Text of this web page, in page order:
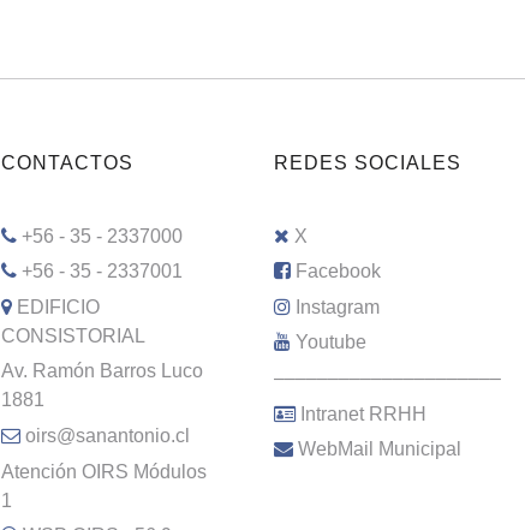
CONTACTOS
+56 - 35 - 2337000
+56 - 35 - 2337001
EDIFICIO
CONSISTORIAL
Av. Ramón Barros Luco
1881
oirs@sanantonio.cl
Atención OIRS Módulos
1
REDES SOCIALES
X
Facebook
Instagram
Youtube
–––––––––––––––––––––
Intranet RRHH
WebMail Municipal